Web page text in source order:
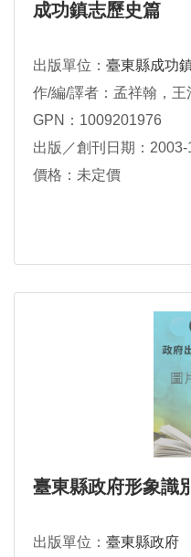
成功鎮志歷史篇
出版單位： 臺東縣成功
作/編/譯者：孟祥翰，王
GPN：1009201976
出版／創刊日期：2003-
價格：未定價
臺東縣政府形象識
出版單位： 臺東縣政府